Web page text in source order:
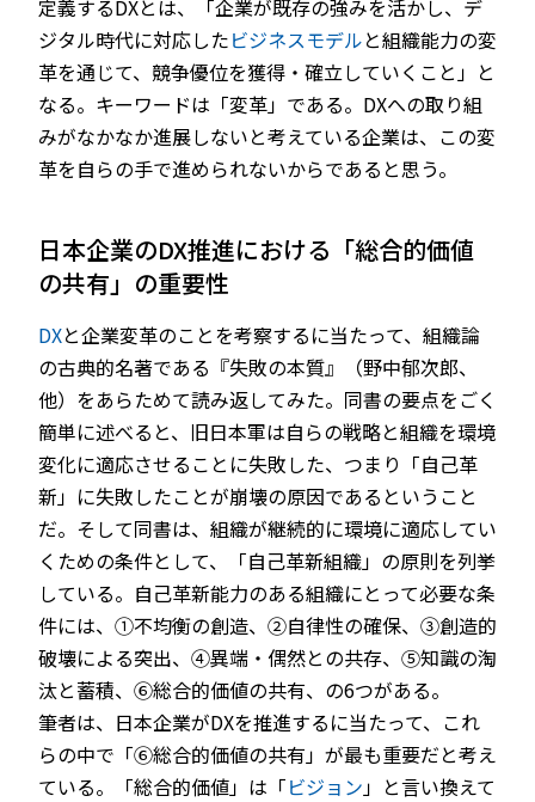
定義するDXとは、「企業が既存の強みを活かし、デ
ジタル時代に対応したビジネスモデルと組織能力の変
革を通じて、競争優位を獲得・確立していくこと」と
なる。キーワードは「変革」である。DXへの取り組
みがなかなか進展しないと考えている企業は、この変
革を自らの手で進められないからであると思う。
日本企業のDX推進における「総合的価値
の共有」の重要性
DXと企業変革のことを考察するに当たって、組織論
の古典的名著である『失敗の本質』（野中郁次郎、
他）をあらためて読み返してみた。同書の要点をごく
簡単に述べると、旧日本軍は自らの戦略と組織を環境
変化に適応させることに失敗した、つまり「自己革
新」に失敗したことが崩壊の原因であるということ
だ。そして同書は、組織が継続的に環境に適応してい
くための条件として、「自己革新組織」の原則を列挙
している。自己革新能力のある組織にとって必要な条
件には、①不均衡の創造、②自律性の確保、③創造的
破壊による突出、④異端・偶然との共存、⑤知識の淘
汰と蓄積、⑥総合的価値の共有、の6つがある。
筆者は、日本企業がDXを推進するに当たって、これ
らの中で「⑥総合的価値の共有」が最も重要だと考え
ている。「総合的価値」は「ビジョン」と言い換えて